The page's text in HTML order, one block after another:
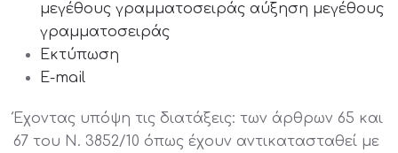
μεγέθους γραμματοσειράς αύξηση μεγέθους
γραμματοσειράς
Εκτύπωση
E-mail
Έχοντας υπόψη τις διατάξεις: των άρθρων 65 και
67 του Ν. 3852/10 όπως έχουν αντικατασταθεί με